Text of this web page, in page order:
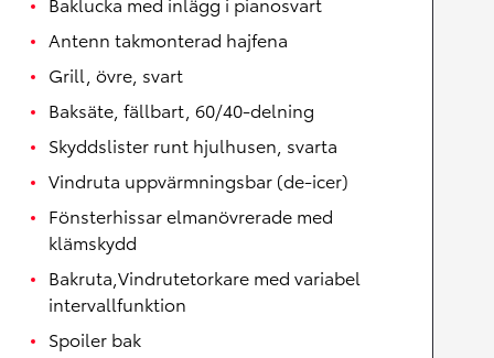
Antenn takmonterad hajfena
Grill, övre, svart
Baksäte, fällbart, 60/40-delning
Skyddslister runt hjulhusen, svarta
Vindruta uppvärmningsbar (de-icer)
Fönsterhissar elmanövrerade med
klämskydd
Bakruta,Vindrutetorkare med variabel
intervallfunktion
Spoiler bak